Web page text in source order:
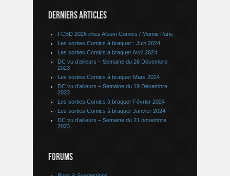
DERNIERS ARTICLES
FCBD 2026 chez Album Comics / Momie Paris
Les sorties Comics à braquer : Juin 2024
Les sorties Comics à braquer Avril 2024
DC vu d’ailleurs – Semaine du 26 Décembre
2023
Les sorties Comics à braquer Mars 2024
DC vu d’ailleurs – Semaine du 19 Décembre
2023
Les sorties Comics à braquer Février 2024
Les sorties Comics à braquer Janvier 2024
DC vu d’ailleurs – Semaine du 21 novembre
2023
FORUMS